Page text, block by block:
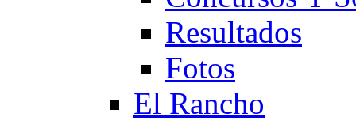
Resultados
Fotos
El Rancho